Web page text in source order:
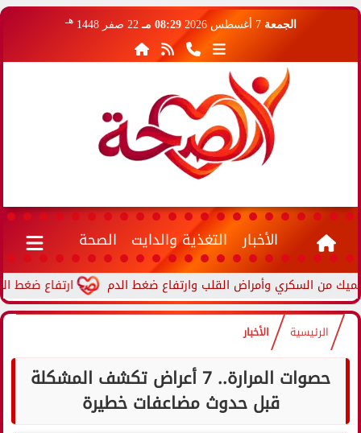
الجمعة 7 أغسطس 2026 08:29 مـ 22 صفر 1448 هـ
الأخبار التغذية والدايت الصحة
ارتفاع ضغط الدم
الرئيسية الأخبار
حصوات المرارة.. 7 أعراض تكشف المشكلة
قبل حدوث مضاعفات خطيرة